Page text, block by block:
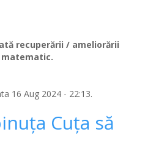
recuperării / ameliorării
16 Aug 2024 - 22:13.
Cuța să